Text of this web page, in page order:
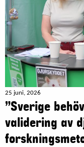
25 juni, 2026
”Sverige
validering av